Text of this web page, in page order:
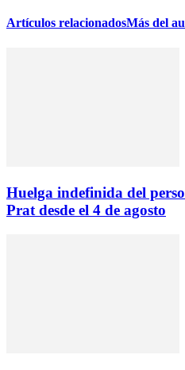
Artículos relacionadosMás del
Huelga indefinida del
Prat desde el 4 de agosto